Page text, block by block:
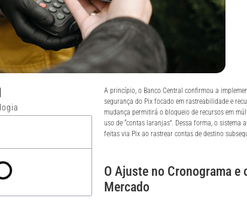
A princípio, o Banco Central confirmou a
segurança do Pix focado em rastreabilidade e
mudança permitirá o bloqueio de recursos em
uso de “contas laranjas”. Dessa forma, o sistema
feitas via Pix ao rastrear contas de destino
O Ajuste no Cronograma e
Mercado